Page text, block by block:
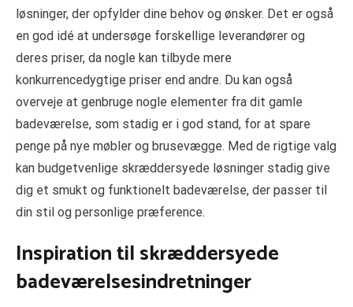
løsninger, der opfylder dine behov og ønsker. Det er også
en god idé at undersøge forskellige leverandører og
deres priser, da nogle kan tilbyde mere
konkurrencedygtige priser end andre. Du kan også
overveje at genbruge nogle elementer fra dit gamle
badeværelse, som stadig er i god stand, for at spare
penge på nye møbler og brusevægge. Med de rigtige valg
kan budgetvenlige skræddersyede løsninger stadig give
dig et smukt og funktionelt badeværelse, der passer til
din stil og personlige præference.
Inspiration til skræddersyede
badeværelsesindretninger